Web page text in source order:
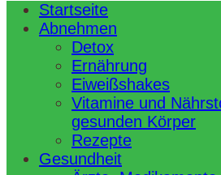
Startseite
Abnehmen
Detox
Ernährung
Eiweißshakes
Vitamine und
gesunden Körper
Rezepte
Gesundheit